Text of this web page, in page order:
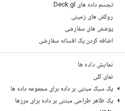
تجسم داده های Deck
.gl
روکش های زمینی
پوشش های سفارشی
اضافه کردن یک افسانه سفارشی
نمایش داده ها
نمای کلی
یک سبک مبتنی بر داده برای مجموعه داده ها
یک ظاهر طراحی مبتنی بر داده برای مرزها